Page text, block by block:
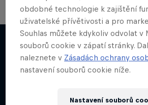
Něco podobného?
obdobné technologie k zajištění
uživatelské přívětivosti a pro
Souhlas můžete kdykoliv odvolat v
souborů cookie v zápatí stránky.
naleznete v Zásadách ochrany
nastavení souborů cookie níže.
Nastavení souborů